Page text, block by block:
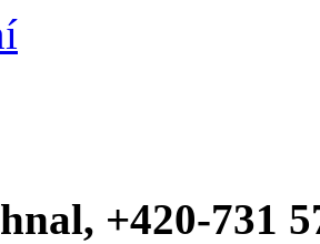
+420-731